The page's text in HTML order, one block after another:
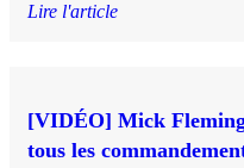
Lire l'article
[VIDÉO] Mick
tous les